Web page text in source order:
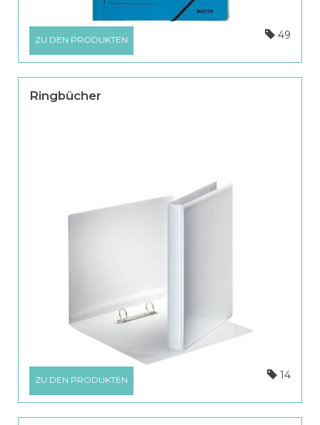
ZU DEN PRODUKTEN 49
Ringbücher
ZU DEN PRODUKTEN 14